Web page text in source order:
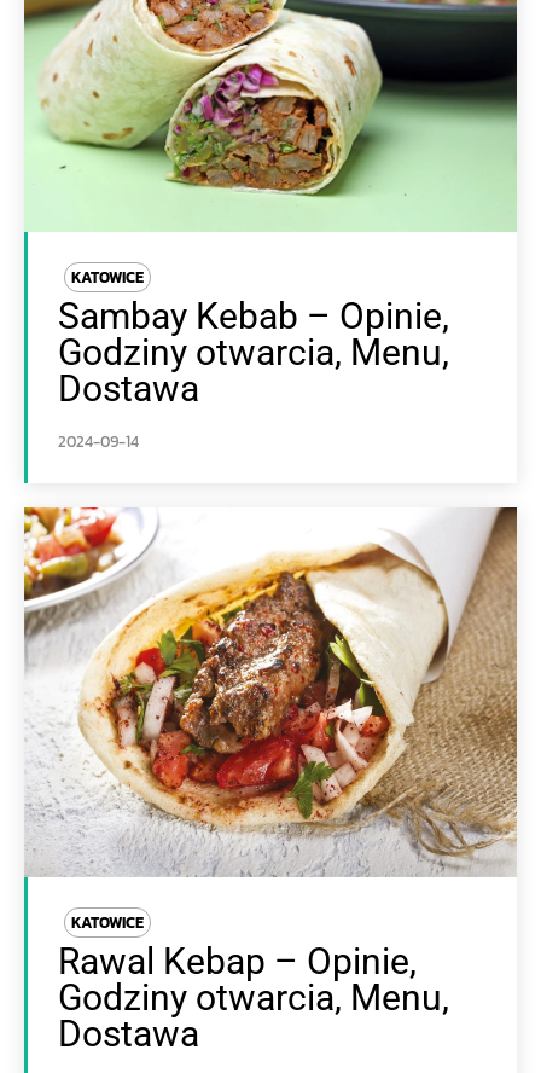
KATOWICE
Sambay Kebab – Opinie,
Godziny otwarcia, Menu,
Dostawa
2024-09-14
KATOWICE
Rawal Kebap – Opinie,
Godziny otwarcia, Menu,
Dostawa